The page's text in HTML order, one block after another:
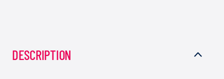
DESCRIPTION